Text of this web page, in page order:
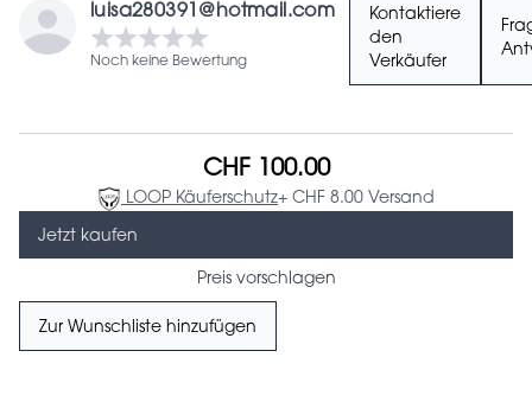
luisa280391@hotmail.com
Noch keine Bewertung
Kontaktiere
den
Verkäufer
CHF 100.00
LOOP Käuferschutz+ CHF 8.00 Versand
Jetzt kaufen
Preis vorschlagen
Zur Wunschliste hinzufügen